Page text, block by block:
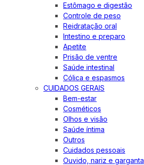
Estômago e digestão
Controle de peso
Reidratação oral
Intestino e preparo
Apetite
Prisão de ventre
Saúde intestinal
Cólica e espasmos
CUIDADOS GERAIS
Bem-estar
Cosméticos
Olhos e visão
Saúde íntima
Outros
Cuidados pessoais
Ouvido, nariz e garganta